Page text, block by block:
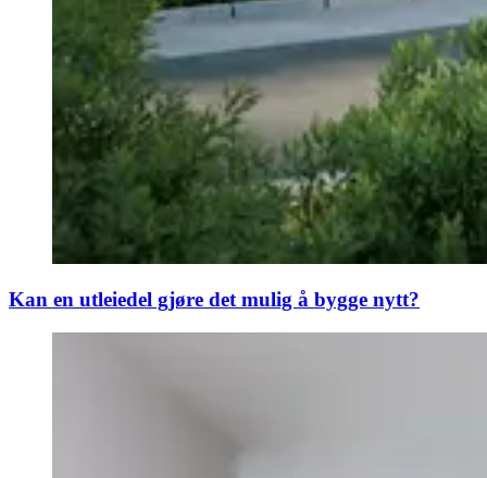
Kan en utleiedel gjøre det mulig å bygge nytt?